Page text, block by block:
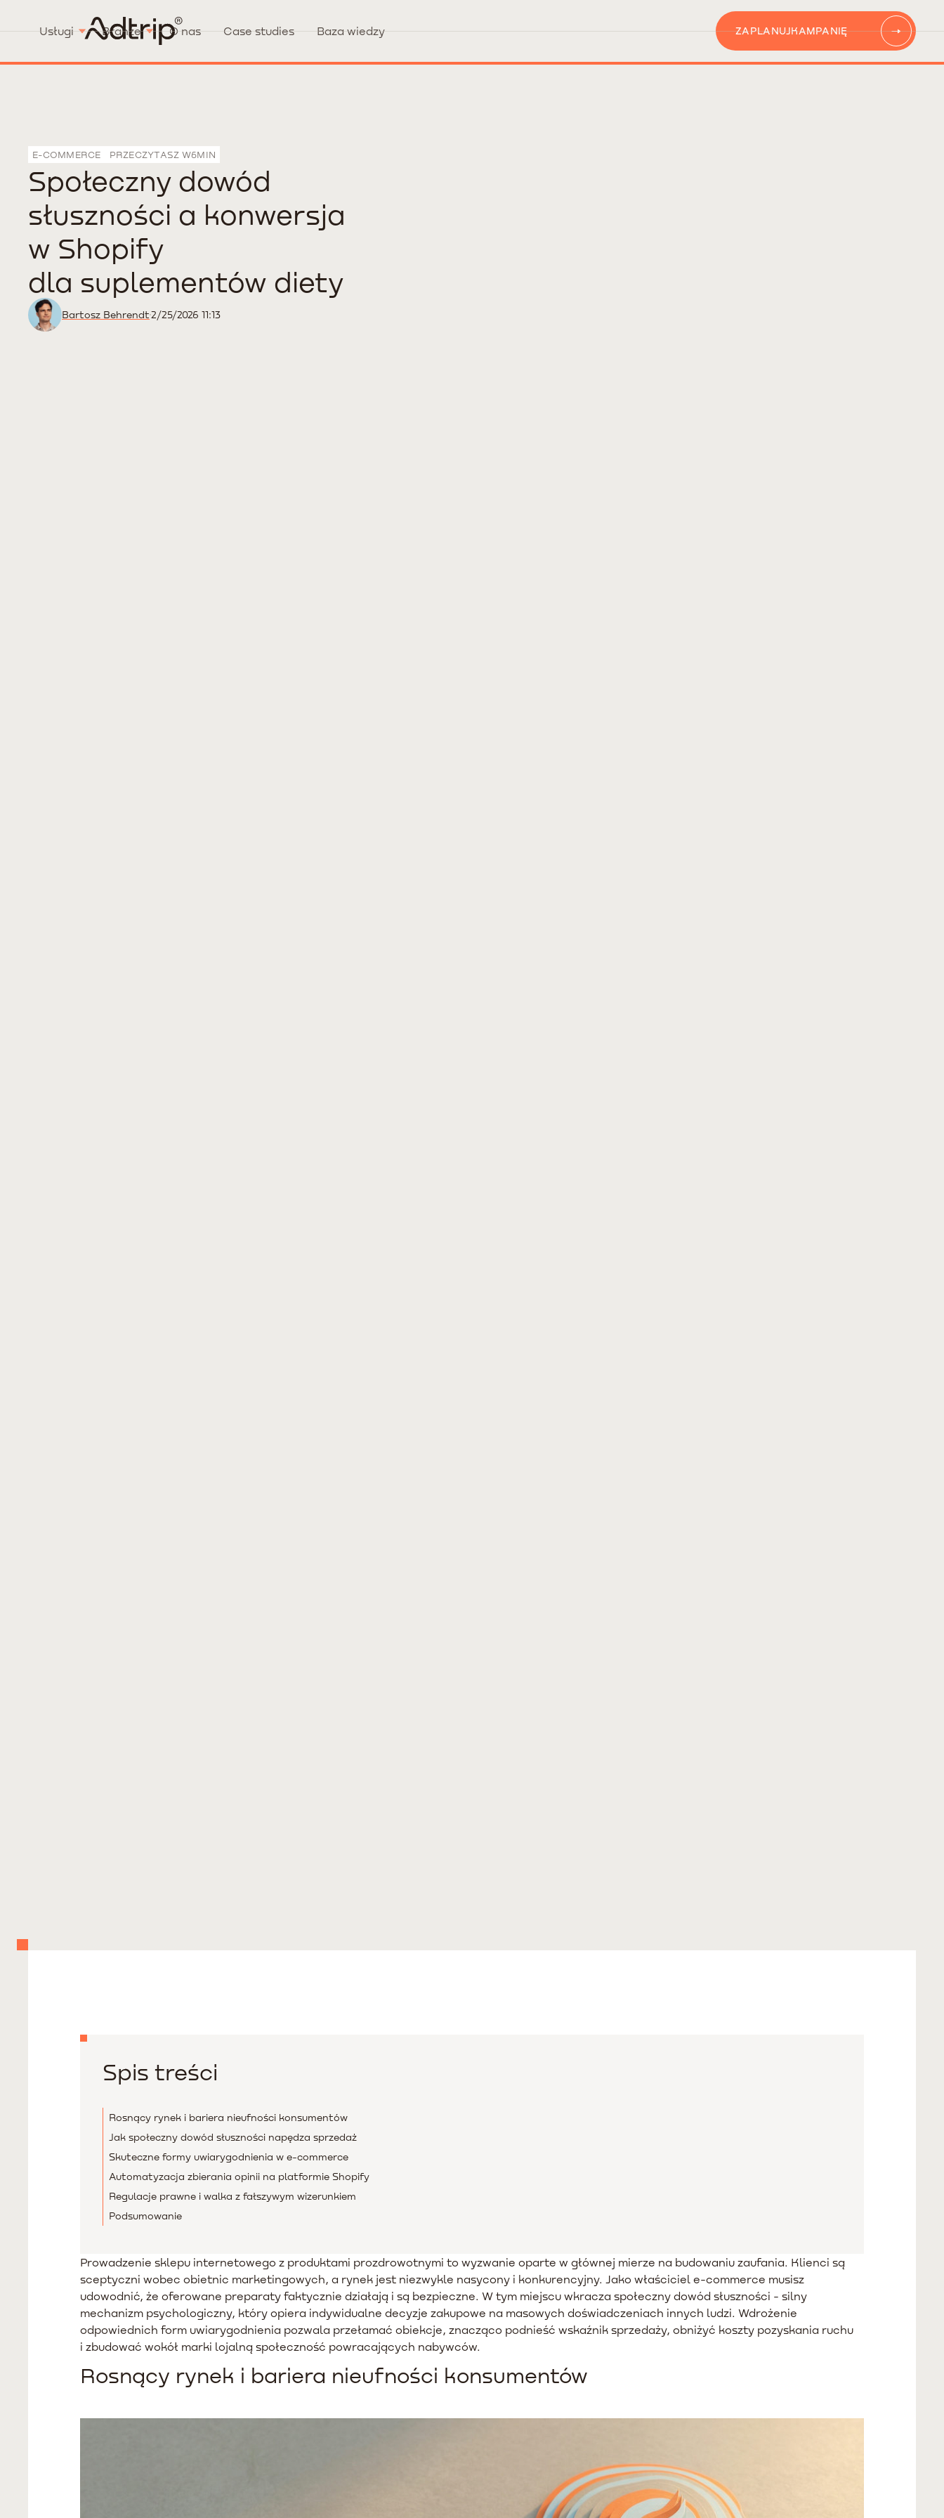
Usługi Branże O nas Case studies Baza wiedzy ZAPLANUJKAMPANIĘ
E-COMMERCE PRZECZYTASZ W6MIN
Społeczny dowód
słuszności a konwersja
w Shopify
dla suplementów diety
Bartosz Behrendt2/25/2026 11:13
Spis treści
Rosnący rynek i bariera nieufności konsumentów
Jak społeczny dowód słuszności napędza sprzedaż
Skuteczne formy uwiarygodnienia w e-commerce
Automatyzacja zbierania opinii na platformie Shopify
Regulacje prawne i walka z fałszywym wizerunkiem
Podsumowanie
Prowadzenie sklepu internetowego z produktami prozdrowotnymi to wyzwanie oparte w głównej mierze na budowaniu zaufania. Klienci są
sceptyczni wobec obietnic marketingowych, a rynek jest niezwykle nasycony i konkurencyjny. Jako właściciel e-commerce musisz
udowodnić, że oferowane preparaty faktycznie działają i są bezpieczne. W tym miejscu wkracza społeczny dowód słuszności - silny
mechanizm psychologiczny, który opiera indywidualne decyzje zakupowe na masowych doświadczeniach innych ludzi. Wdrożenie
odpowiednich form uwiarygodnienia pozwala przełamać obiekcje, znacząco podnieść wskaźnik sprzedaży, obniżyć koszty pozyskania ruchu
i zbudować wokół marki lojalną społeczność powracających nabywców.
Rosnący rynek i bariera nieufności konsumentów